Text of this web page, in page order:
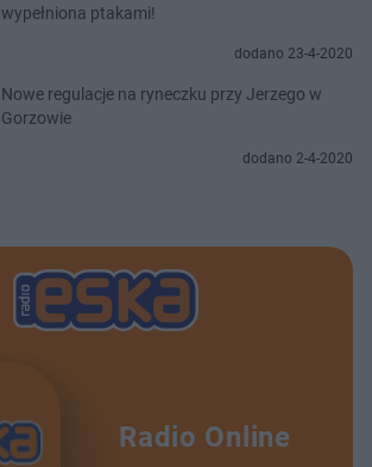
wypełniona ptakami!
dodano 23-4-2020
Nowe regulacje na ryneczku przy Jerzego w
Gorzowie
dodano 2-4-2020
Radio Online